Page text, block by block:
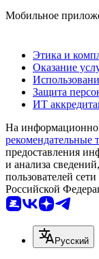
Мобильное
Этика и
Оказание
Защита
ИТ
На
рекомендательные
предоставления
и анализа
пользователей
Российской
Русский